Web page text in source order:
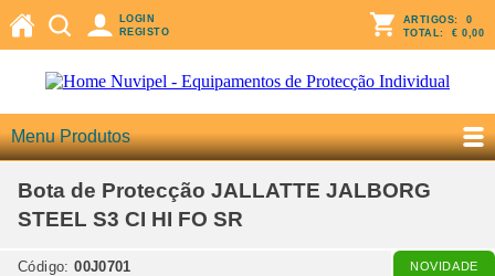
LOGIN
REGISTO
ARTIGOS: 0
TOTAL: € 0,00
Menu Produtos
Bota de Protecção JALLATTE JALBORG
STEEL S3 CI HI FO SR
Código:00J0701 NOVIDADE